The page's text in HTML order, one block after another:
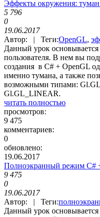
Эффекты окружения:
5 796
0
19.06.2017
Автор: | Теги:OpenGL,
Данный урок
пользователя. В нем вы
создания в C# + OpenGL
именно тумана, а также
возможными типами:
Gl.GL_LINEAR.
читать полностью
просмотров:
9 475
комментариев:
0
обновлено:
19.06.2017
Полноэкранный режим C#
9 475
0
19.06.2017
Автор: | Теги:
Данный урок